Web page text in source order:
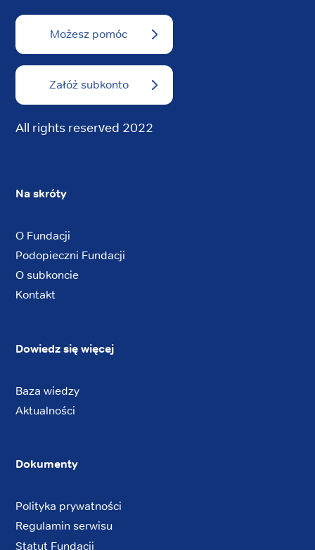
Możesz pomóc
Załóż subkonto
All rights reserved 2022
Na skróty
O Fundacji
Podopieczni Fundacji
O subkoncie
Kontakt
Dowiedz się więcej
Baza wiedzy
Aktualności
Dokumenty
Polityka prywatności
Regulamin serwisu
Statut Fundacji